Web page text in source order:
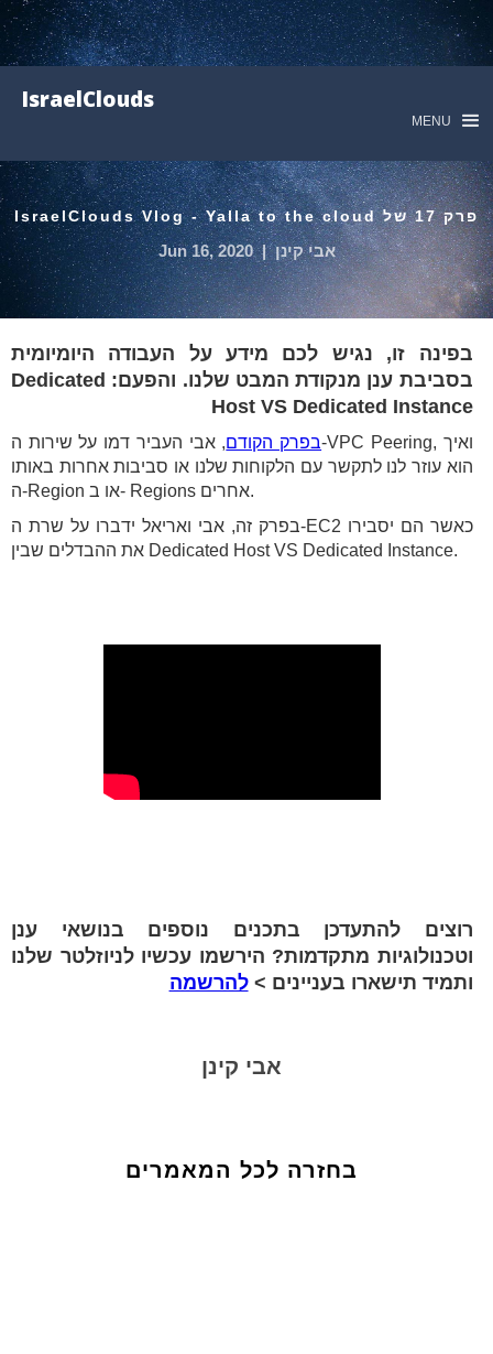
IsraelClouds
MENU
פרק 17 של IsraelClouds Vlog - Yalla to the cloud
אבי קינן |
Jun 16, 2020
בפינה זו, נגיש לכם מידע על העבודה היומיומית
בסביבת ענן מנקודת המבט שלנו. והפעם: Dedicated
Host VS Dedicated Instance
בפרק הקודם, אבי העביר דמו על שירות ה-VPC Peering, ואיך
הוא עוזר לנו לתקשר עם הלקוחות שלנו או סביבות אחרות באותו
ה-Region או ב- Regions אחרים.
בפרק זה, אבי ואריאל ידברו על שרת ה-EC2 כאשר הם יסבירו
את ההבדלים שבין Dedicated Host VS Dedicated Instance.
רוצים להתעדכן בתכנים נוספים בנושאי ענן
וטכנולוגיות מתקדמות? הירשמו עכשיו לניוזלטר שלנו
ותמיד תישארו בעניינים >להרשמה
אבי קינן
בחזרה לכל המאמרים